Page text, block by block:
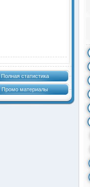
Полная статистика
Промо материалы